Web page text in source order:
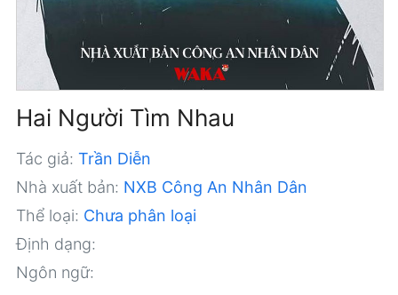
Hai Người Tìm Nhau
Tác giả: Trần Diễn
Nhà xuất bản: NXB Công An Nhân Dân
Thể loại: Chưa phân loại
Định dạng:
Ngôn ngữ: